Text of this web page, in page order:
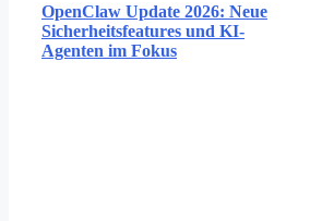
OpenClaw Update 2026: Neue
Sicherheitsfeatures und KI-
Agenten im Fokus